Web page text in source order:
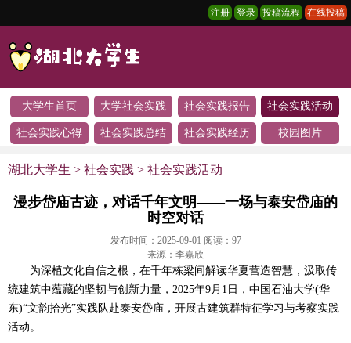
注册 登录 投稿流程 在线投稿
大学生首页 大学社会实践 社会实践报告 社会实践活动
社会实践心得 社会实践总结 社会实践经历 校园图片
湖北大学生 > 社会实践 > 社会实践活动
漫步岱庙古迹，对话千年文明——一场与泰安岱庙的
时空对话
发布时间：2025-09-01 阅读： 97
来源：李嘉欣
为深植文化自信之根，在千年栋梁间解读华夏营造智慧，汲取传
统建筑中蕴藏的坚韧与创新力量，2025年9月1日，中国石油大学(华
东)“文韵拾光”实践队赴泰安岱庙，开展古建筑群特征学习与考察实践
活动。